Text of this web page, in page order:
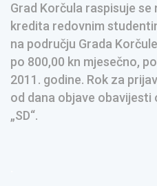
Grad Korčula raspisuje
kredita redovnim
na području Grada
po 800,00 kn mjesečno,
2011. godine. Rok za
od dana objave obavijesti
„SD“.